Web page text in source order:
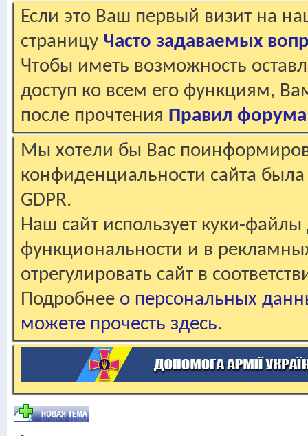
Если это Ваш первый визит на
страницу Часто задаваемых
Чтобы иметь возможность
доступ ко всем его функциям,
после прочтения Правил форума
Мы хотели бы Вас
конфиденциальности сайта
GDPR.
Наш сайт использует куки-файлы
функциональности и в
отрегулировать сайт в
Подробнее о персональных
можете прочесть здесь.